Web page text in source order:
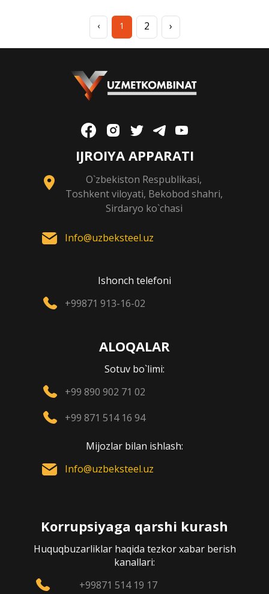
‹ 1 2 ›
IJROIYA APPARATI
O`zbekiston Respublikasi,
Toshkent viloyati, Bekobod shahri,
Sirdaryo ko`chasi
Info@uzbeksteel.uz
Ishonch telefoni
+99871 913-16-02
ALOQALAR
Sotuv bo`limi:
+99 890 902 71 02
+99 871 514 16 94
Mijozlar bilan ishlash:
Info@uzbeksteel.uz
Korrupsiyaga qarshi kurash
Huquqbuzarliklar haqida tezkor xabar berish
kanallari:
+99871 514 19 17